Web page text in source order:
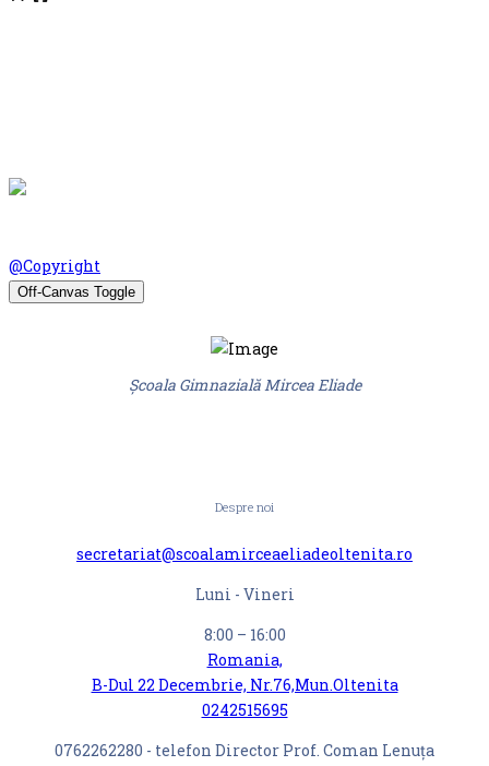
@Copyright
Off-Canvas Toggle
Școala Gimnazială Mircea Eliade
Despre noi
secretariat@scoalamirceaeliadeoltenita.ro
Luni - Vineri
8:00 – 16:00
Romania,
B-Dul 22 Decembrie, Nr.76,Mun.Oltenita
0242515695
0762262280 - telefon Director Prof. Coman Lenuța